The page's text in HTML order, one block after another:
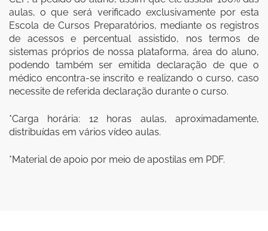
aulas, o que será verificado exclusivamente por esta
Escola de Cursos Preparatórios, mediante os registros
de acessos e percentual assistido, nos termos de
sistemas próprios de nossa plataforma, área do aluno,
podendo também ser emitida declaração de que o
médico encontra-se inscrito e realizando o curso, caso
necessite de referida declaração durante o curso.
*Carga horária: 12 horas aulas, aproximadamente,
distribuídas em vários vídeo aulas.
*Material de apoio por meio de apostilas em PDF.